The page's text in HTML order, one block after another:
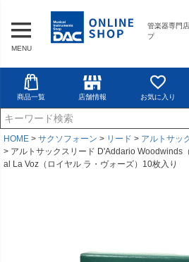
管楽器専門
プ
MENU
商品一覧 店舗情報 お気に入り
HOME サクソフォーン リード
アルトサッ
アルトサックスリード D'Addario Woodwinds
al La Voz（ロイヤル ラ・ヴォーズ）10枚入り